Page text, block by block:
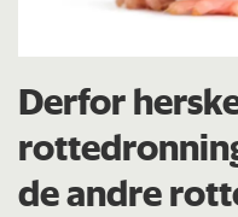
Derfor
de andre